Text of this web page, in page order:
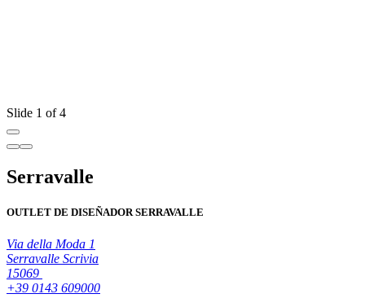
Slide 1 of 4
Serravalle
OUTLET DE DISEÑADOR SERRAVALLE
Via della Moda 1
Serravalle Scrivia
15069
+39 0143 609000